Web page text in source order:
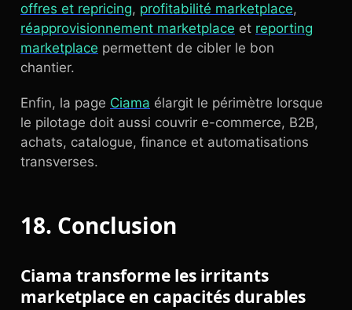
offres et repricing, profitabilité marketplace,
réapprovisionnement marketplace et reporting
marketplace permettent de cibler le bon
chantier.
Enfin, la page Ciama élargit le périmètre lorsque
le pilotage doit aussi couvrir e-commerce, B2B,
achats, catalogue, finance et automatisations
transverses.
18. Conclusion
Ciama transforme les irritants
marketplace en capacités durables